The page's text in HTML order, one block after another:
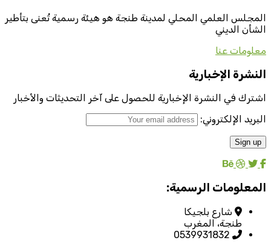
المجلس العلمي المحلي لمدينة طنجة هو هيئة رسمية تُعنى بتأطير
الشأن الديني
معلومات عنا
النشرة الإخبارية
اشترك في النشرة الإخبارية للحصول على آخر التحديثات والأخبار
البريد الإلكتروني:
المعلومات الرسمية:
شارع بلجيكا
طنجة، المغرب
0539931832